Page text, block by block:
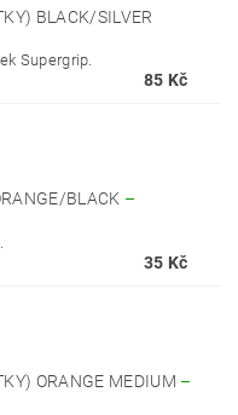
BLACK/SILVER
Supergrip.
85 Kč
BLACK –
35 Kč
ORANGE MEDIUM –